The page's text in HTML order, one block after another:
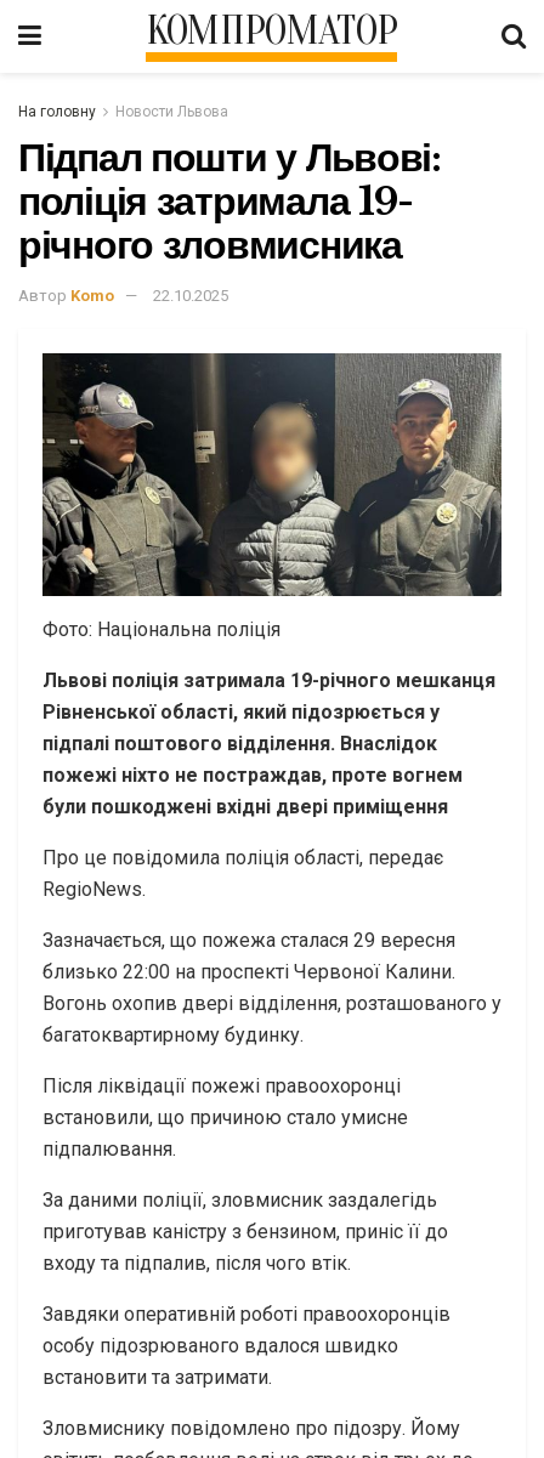
КОМПРОМАТОР
На головну Новости Львова
Підпал пошти у Львові:
поліція затримала 19-
річного зловмисника
Автор Komo 22.10.2025
Фото: Національна поліція
Львові поліція затримала 19-річного мешканця
Рівненської області, який підозрюється у
підпалі поштового відділення. Внаслідок
пожежі ніхто не постраждав, проте вогнем
були пошкоджені вхідні двері приміщення
Про це повідомила поліція області, передає
RegioNews.
Зазначається, що пожежа сталася 29 вересня
близько 22:00 на проспекті Червоної Калини.
Вогонь охопив двері відділення, розташованого у
багатоквартирному будинку.
Після ліквідації пожежі правоохоронці
встановили, що причиною стало умисне
підпалювання.
За даними поліції, зловмисник заздалегідь
приготував каністру з бензином, приніс її до
входу та підпалив, після чого втік.
Завдяки оперативній роботі правоохоронців
особу підозрюваного вдалося швидко
встановити та затримати.
Зловмиснику повідомлено про підозру. Йому